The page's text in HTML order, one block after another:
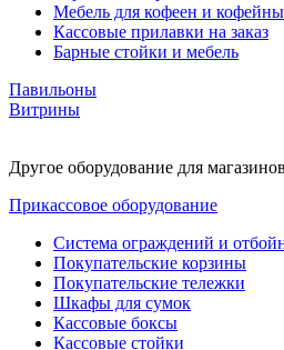
Мебель для кофеен и
Кассовые прилавки на заказ
Барные стойки и мебель
Павильоны
Витрины
Другое оборудование для магазинов
Прикассовое оборудование
Система ограждений и
Покупательские корзины
Покупательские тележки
Шкафы для сумок
Кассовые боксы
Кассовые стойки